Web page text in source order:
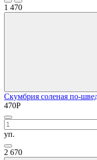
1 470
Скумбрия соленая по-
470Р
уп.
2 670